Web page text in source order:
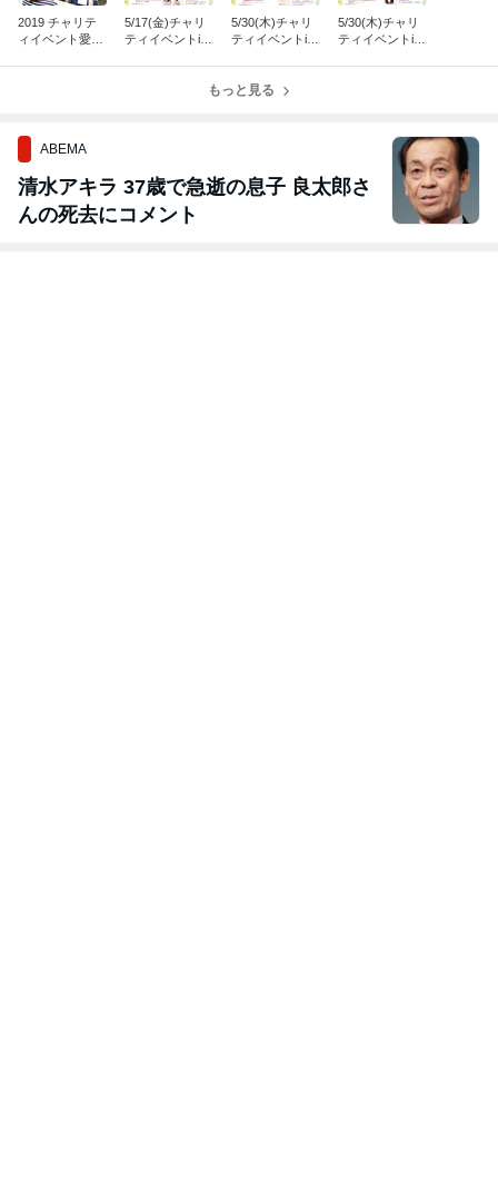
2019 チャリテ
ィイベント愛知
5/17(金)チャリ
ティイベントin
5/30(木)チャリ
ティイベントin
とご機嫌なわた
5/30(木)チャリ
ティイベントin
もっと見る
ABEMA
清水アキラ 37歳で急逝の息子 良太郎さ
んの死去にコメント